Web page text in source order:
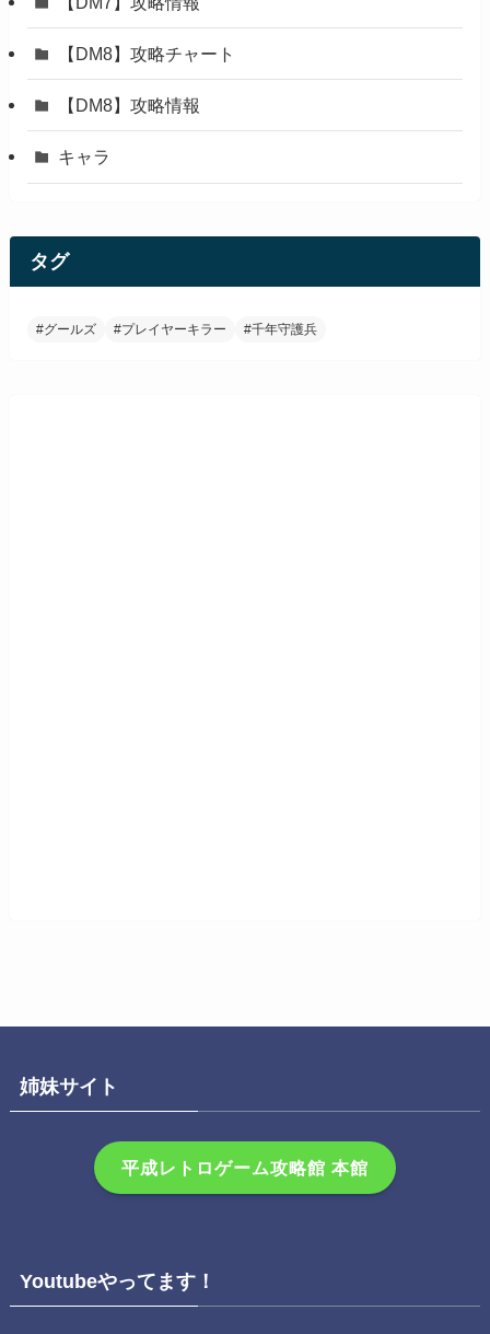
【DM8】攻略チャート
【DM8】攻略情報
キャラ
タグ
#グールズ #プレイヤーキラー #千年守護兵
姉妹サイト
平成レトロゲーム攻略館 本館
Youtubeやってます！